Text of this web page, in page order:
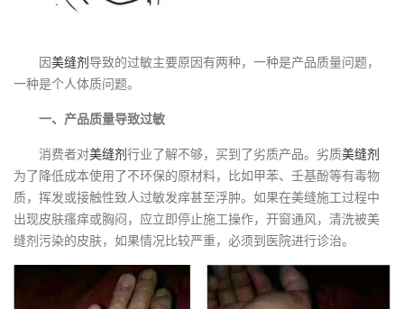
因美缝剂导致的过敏主要原因有两种，一种是产品质量问题，
一种是个人体质问题。
一、产品质量导致过敏
消费者对美缝剂行业了解不够，买到了劣质产品。劣质美缝剂
为了降低成本使用了不环保的原材料，比如甲苯、壬基酚等有毒物
质，挥发或接触性致人过敏发痒甚至浮肿。如果在美缝施工过程中
出现皮肤瘙痒或胸闷，应立即停止施工操作，开窗通风，清洗被美
缝剂污染的皮肤，如果情况比较严重，必须到医院进行诊治。